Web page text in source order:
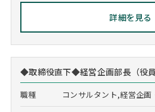
詳細を見る
◆取締役直下◆経営企画部長（役員
職種 コンサルタント,経営企画